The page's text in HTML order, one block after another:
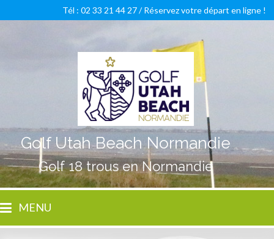
Golf Utah Beach Normandie
Golf 18 trous en Normandie
Tél : 02 33 21 44 27 /Réservez votre départ en ligne !
MENU